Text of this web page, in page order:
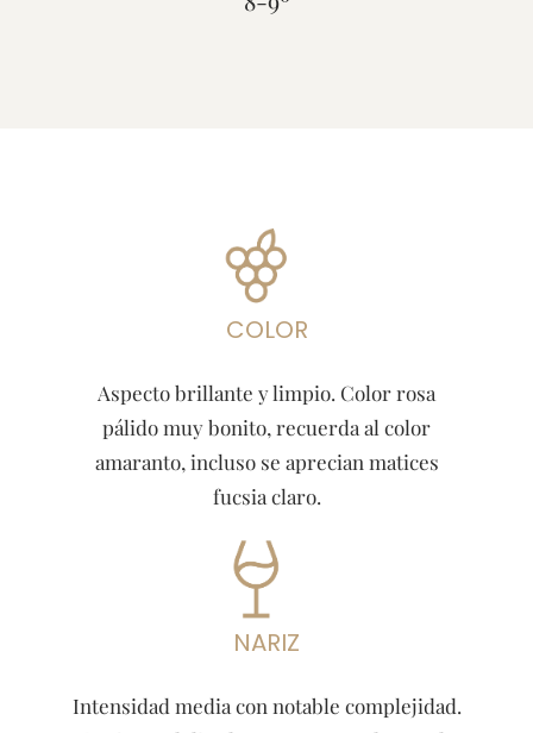
COLOR
Aspecto brillante y limpio. Color rosa
pálido muy bonito, recuerda al color
amaranto, incluso se aprecian matices
fucsia claro.
NARIZ
Intensidad media con notable complejidad.